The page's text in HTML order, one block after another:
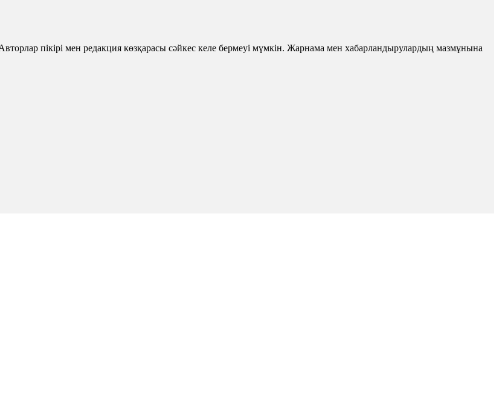
пікірі мен редакция көзқарасы сәйкес келе бермеуі мүмкін. Жарнама мен хабарландырулардың мазмұнына